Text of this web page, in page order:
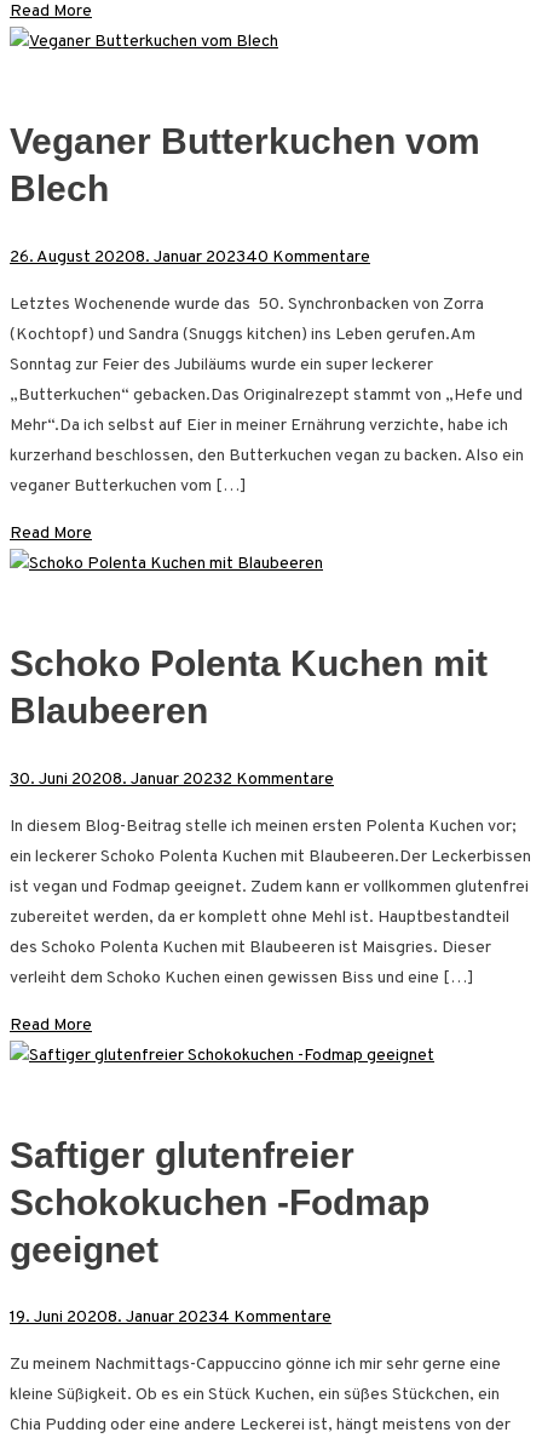
Read More
Veganer Butterkuchen vom
Blech
26. August 20208. Januar 202340 Kommentare
vom
Letztes Wochenende wurde das 50. Synchronbacken von Zorra
(Kochtopf) und Sandra (Snuggs kitchen) ins Leben gerufen.Am
Sonntag zur Feier des Jubiläums wurde ein super leckerer
„Butterkuchen“ gebacken.Das Originalrezept stammt von „Hefe und
Mehr“.Da ich selbst auf Eier in meiner Ernährung verzichte, habe ich
kurzerhand beschlossen, den Butterkuchen vegan zu backen. Also ein
veganer Butterkuchen vom […]
Read More
Schoko Polenta Kuchen mit
Blaubeeren
30. Juni 20208. Januar 20232 Kommentare
Blaubeeren
In diesem Blog-Beitrag stelle ich meinen ersten Polenta Kuchen vor;
ein leckerer Schoko Polenta Kuchen mit Blaubeeren.Der Leckerbissen
ist vegan und Fodmap geeignet. Zudem kann er vollkommen glutenfrei
zubereitet werden, da er komplett ohne Mehl ist. Hauptbestandteil
des Schoko Polenta Kuchen mit Blaubeeren ist Maisgries. Dieser
verleiht dem Schoko Kuchen einen gewissen Biss und eine […]
Read More
Saftiger glutenfreier
Schokokuchen -Fodmap
geeignet
19. Juni 20208. Januar 20234 Kommentare
Schokokuchen
Zu meinem Nachmittags-Cappuccino gönne ich mir sehr gerne eine
kleine Süßigkeit. Ob es ein Stück Kuchen, ein süßes Stückchen, ein
Chia Pudding oder eine andere Leckerei ist, hängt meistens von der